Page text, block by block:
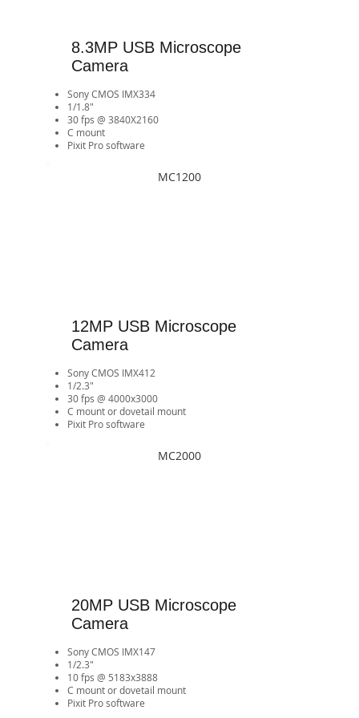
8.3MP USB Microscope
Camera
Sony CMOS IMX334
1/1.8"
30 fps @ 3840X2160
​C mount​​​​
Pixit Pro software
MC1200
12MP USB Microscope
Camera
Sony CMOS IMX412
1/2.3"
30 fps @ 4000x3000
​C mount or dovetail mount
Pixit Pro software
MC2000
20MP USB Microscope
Camera
Sony CMOS IMX147
1/2.3"
10 fps @ 5183x3888
C mount or dovetail mount
Pixit Pro software